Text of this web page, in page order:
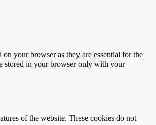
your browser as they are essential for the
stored in your browser only with your
of the website. These cookies do not